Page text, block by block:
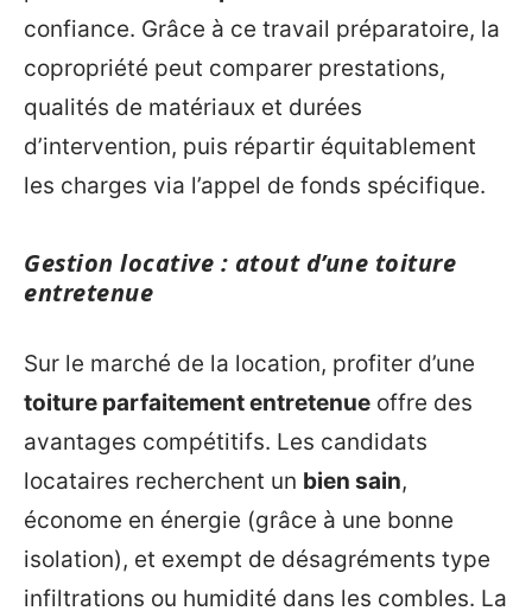
confiance. Grâce à ce travail préparatoire, la
copropriété peut comparer prestations,
qualités de matériaux et durées
d’intervention, puis répartir équitablement
les charges via l’appel de fonds spécifique.
Gestion locative : atout d’une toiture
entretenue
Sur le marché de la location, profiter d’une
toiture parfaitement entretenue offre des
avantages compétitifs. Les candidats
locataires recherchent un bien sain,
économe en énergie (grâce à une bonne
isolation), et exempt de désagréments type
infiltrations ou humidité dans les combles. La